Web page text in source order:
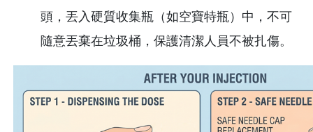
頭，丟入硬質收集瓶（如空寶特瓶）中，不可
隨意丟棄在垃圾桶，保護清潔人員不被扎傷。